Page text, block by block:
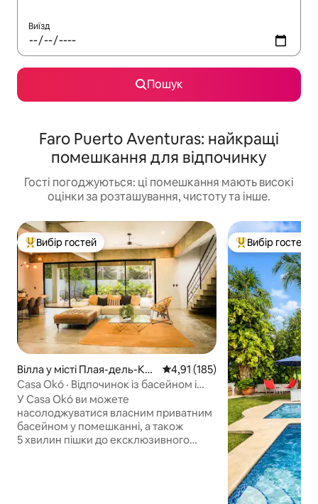
Виїзд
Пошук
Faro Puerto Aventuras: найкращі
помешкання для відпочинку
Гості погоджуються: ці помешкання мають високі
оцінки за розташування, чистоту та інше.
Топ вибір гостей
Вибір гостей
Вілла у місті Плая-дель-Кар
мен
Середня оцінка: 4,91 з 5,
4,91 (185)
Casa Okó · Відпочинок із басейном і
доступом до сеноту
У Casa Okó ви можете
насолоджуватися власним приватним
басейном у помешканні, а також
5 хвилин пішки до ексклюзивного
Топ вибір гостей
Вибір гостей